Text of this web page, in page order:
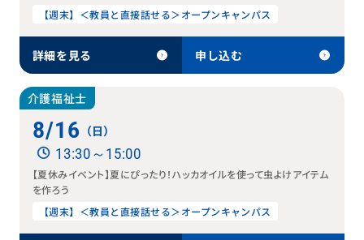
【週末】＜教員と直接話せる＞オープンキャンパス
詳細を見る 申し込む
介護福祉士
8/16 （日）
13:30～15:00
【夏休みイベント】夏にぴったり！ハッカオイルを使って虫よけアイテム
を作ろう
【週末】＜教員と直接話せる＞オープンキャンパス